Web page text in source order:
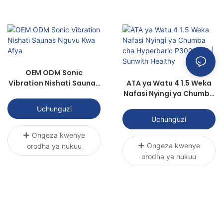
OEM ODM Sonic
Vibration Nishati Saunas
Uchunguzi
Ongeza kwenye
orodha ya nukuu
ATA ya Watu 4 1.5 Weka
Nafasi Nyingi ya Chumba
4 | Sunwith Healthy
Uchunguzi
Ongeza kwenye
orodha ya nukuu